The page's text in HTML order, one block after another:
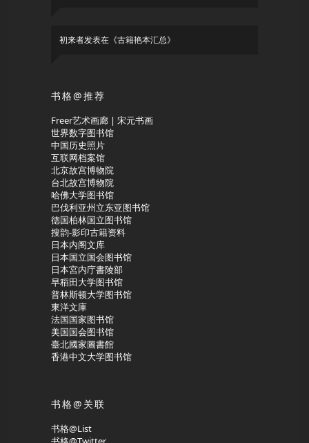
初来者发表在《古籍艳本汇总》
书格@推荐
Freer艺术画廊 | 宋元书画
世界数字图书馆
中国历史照片
互联网档案馆
北京故宫博物院
台北故宫博物院
哈佛大学图书馆
巴伐利亚州立东亚图书馆
德国柏林国立图书馆
搜韵-影印古籍资料
日本内阁文库
日本国立国会图书馆
日本宮内庁書陵部
早稻田大学图书馆
普林斯顿大学图书馆
東洋文庫
法国国家图书馆
美国国会图书馆
臺北國家圖書館
香港中文大学图书馆
书格@关联
书格@List